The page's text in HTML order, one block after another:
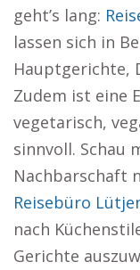
geht’s lang:
lassen sich in
Hauptgerichte,
Zudem ist eine
vegetarisch,
sinnvoll. Schau
Nachbarschaft
Reisebüro
nach
Gerichte